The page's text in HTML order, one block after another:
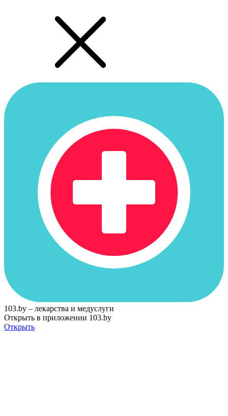
103.by – лекарства и медуслуги
Открыть в приложении 103.by
Открыть